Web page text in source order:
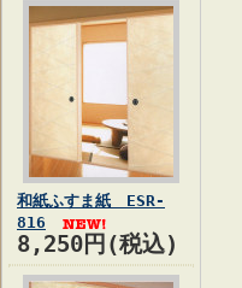
和紙ふすま紙 ESR-
816
8,250円(税込)